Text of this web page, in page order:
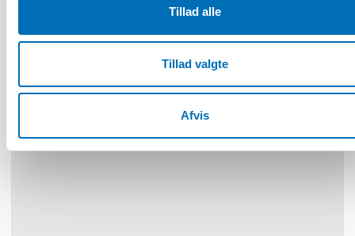
Tillad alle
Tillad valgte
Afvis